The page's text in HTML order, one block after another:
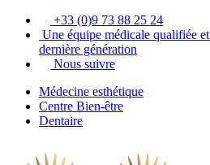
+33 (0)9 73 88 25 24
Une équipe médicale qualifiée
dernière génération
Nous suivre
Médecine esthétique
Centre Bien-être
Dentaire